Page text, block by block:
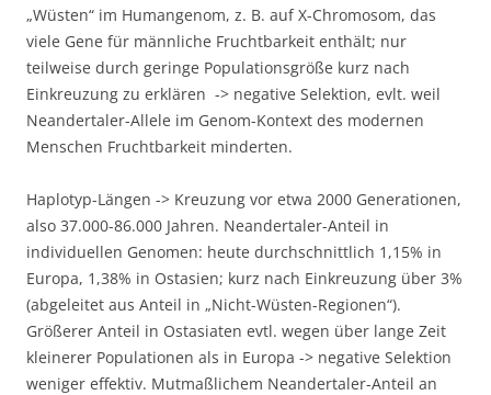
„Wüsten“ im Humangenom, z. B. auf X-Chromosom, das
viele Gene für männliche Fruchtbarkeit enthält; nur
teilweise durch geringe Populationsgröße kurz nach
Einkreuzung zu erklären -> negative Selektion, evlt. weil
Neandertaler-Allele im Genom-Kontext des modernen
Menschen Fruchtbarkeit minderten.
Haplotyp-Längen -> Kreuzung vor etwa 2000 Generationen,
also 37.000-86.000 Jahren. Neandertaler-Anteil in
individuellen Genomen: heute durchschnittlich 1,15% in
Europa, 1,38% in Ostasien; kurz nach Einkreuzung über 3%
(abgeleitet aus Anteil in „Nicht-Wüsten-Regionen“).
Größerer Anteil in Ostasiaten evtl. wegen über lange Zeit
kleinerer Populationen als in Europa -> negative Selektion
weniger effektiv. Mutmaßlichem Neandertaler-Anteil an